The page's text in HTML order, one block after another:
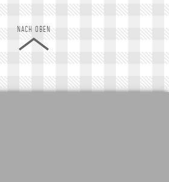
NACH OBEN